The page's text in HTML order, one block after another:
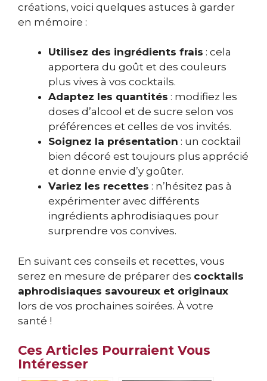
créations, voici quelques astuces à garder
en mémoire :
Utilisez des ingrédients frais : cela
apportera du goût et des couleurs
plus vives à vos cocktails.
Adaptez les quantités : modifiez les
doses d’alcool et de sucre selon vos
préférences et celles de vos invités.
Soignez la présentation : un cocktail
bien décoré est toujours plus apprécié
et donne envie d’y goûter.
Variez les recettes : n’hésitez pas à
expérimenter avec différents
ingrédients aphrodisiaques pour
surprendre vos convives.
En suivant ces conseils et recettes, vous
serez en mesure de préparer des cocktails
aphrodisiaques savoureux et originaux
lors de vos prochaines soirées. À votre
santé !
Ces Articles Pourraient Vous
Intéresser